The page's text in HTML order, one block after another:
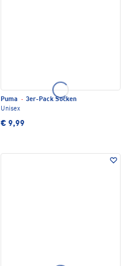
Puma · 3er-Pack Socken
Unisex
€ 9,99